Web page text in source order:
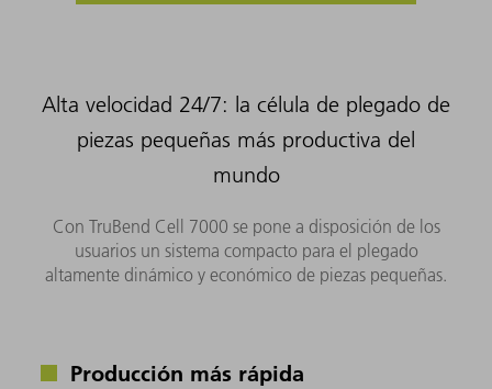
Alta velocidad 24/7: la célula de plegado de
piezas pequeñas más productiva del
mundo
Con TruBend Cell 7000 se pone a disposición de los
usuarios un sistema compacto para el plegado
altamente dinámico y económico de piezas pequeñas.
Producción más rápida